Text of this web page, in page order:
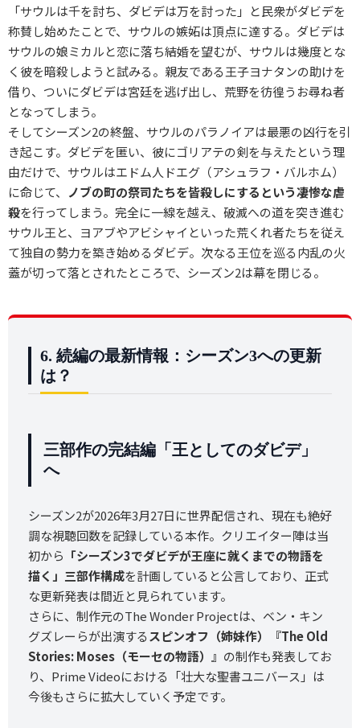
「サウルは千を討ち、ダビデは万を討った」と民衆がダビデを
称賛し始めたことで、サウルの嫉妬は頂点に達する。ダビデは
サウルの娘ミカルと恋に落ち結婚を望むが、サウルは幾度とな
く彼を暗殺しようと試みる。親友である王子ヨナタンの助けを
借り、ついにダビデは宮廷を逃げ出し、荒野を彷徨うお尋ね者
となってしまう。
そしてシーズン2の終盤、サウルのパラノイアは最悪の凶行を引
き起こす。ダビデを匿い、彼にゴリアテの剣を与えたという理
由だけで、サウルはエドム人ドエグ（アシュラフ・バルホム）
に命じて、 ノブの町の祭司たちを皆殺しにするという凄惨な虐
殺を行ってしまう。完全に一線を越え、破滅への道を突き進む
サウル王と、ヨアブやアビシャイといった荒くれ者たちを従え
て独自の勢力を築き始めるダビデ。次なる王位を巡る内乱の火
蓋が切って落とされたところで、シーズン2は幕を閉じる。
6. 続編の最新情報：シーズン3への更新
は？
三部作の完結編「王としてのダビデ」
へ
シーズン2が2026年3月27日に世界配信され、現在も絶好
調な視聴回数を記録している本作。クリエイター陣は当
初から 「シーズン3でダビデが王座に就くまでの物語を
描く」三部作構成を計画していると公言しており、正式
な更新発表は間近と見られています。
さらに、制作元のThe Wonder Projectは、ベン・キン
グズレーらが出演するスピンオフ（姉妹作）『The Old
Stories: Moses（モーセの物語）』 の制作も発表してお
り、Prime Videoにおける「壮大な聖書ユニバース」は
今後もさらに拡大していく予定です。